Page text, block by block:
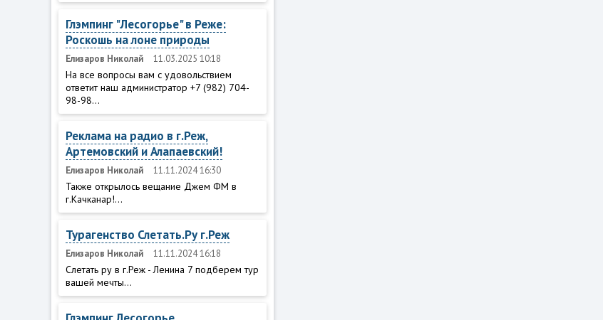
Глэмпинг "Лесогорье" в Реже:
Роскошь на лоне природы
Елизаров Николай 11.03.2025 10:18
На все вопросы вам с удовольствием
ответит наш администратор +7 (982) 704-
98-98...
Реклама на радио в г.Реж,
Артемовский и Алапаевский!
Елизаров Николай 11.11.2024 16:30
Также открылось вещание Джем ФМ в
г.Качканар!...
Турагенство Слетать.Ру г.Реж
Елизаров Николай 11.11.2024 16:18
Слетать ру в г.Реж - Ленина 7 подберем тур
вашей мечты...